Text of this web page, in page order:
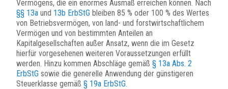
Vermögens, die ein enormes Ausmaß erreichen können. Nach
§§ 13a und 13b ErbStG bleiben 85 % oder 100 % des Wertes
von Betriebsvermögen, von land- und forstwirtschaftlichem
Vermögen und von bestimmten Anteilen an
Kapitalgesellschaften außer Ansatz, wenn die im Gesetz
hierfür vorgesehenen weiteren Voraussetzungen erfüllt
werden. Hinzu kommen Abschläge gemäß § 13a Abs. 2
ErbStG sowie die generelle Anwendung der günstigeren
Steuerklasse gemäß § 19a ErbStG.